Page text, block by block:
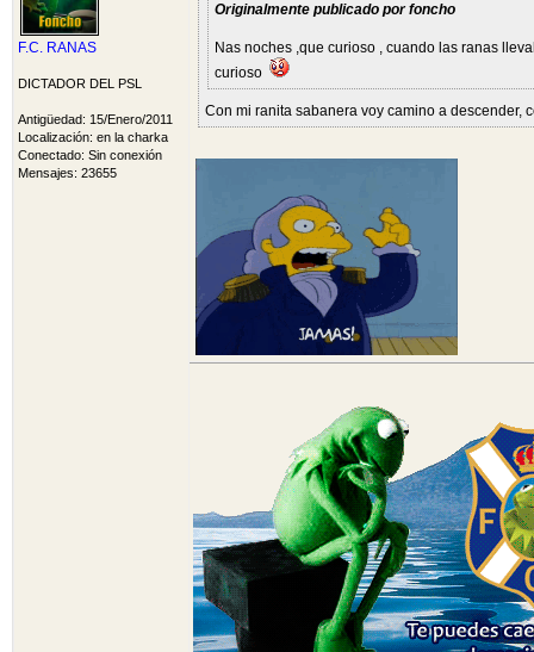
F.C. RANAS
DICTADOR DEL PSL
Antigüedad: 15/Enero/2011
Localización: en la charka
Conectado: Sin conexión
Mensajes: 23655
Originalmente publicado por foncho
Nas noches ,que curioso , cuando las ranas
curioso
Con mi ranita sabanera voy camino a descender,